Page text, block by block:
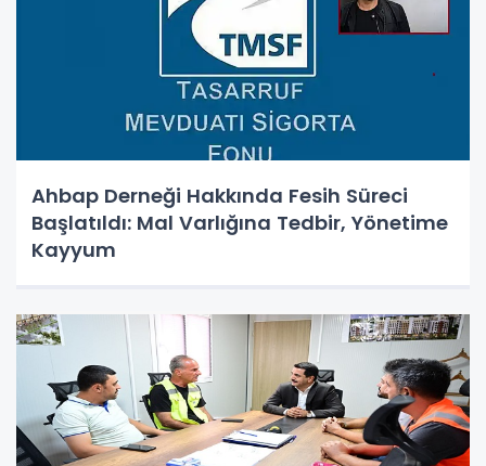
Ahbap Derneği Hakkında Fesih Süreci
Başlatıldı: Mal Varlığına Tedbir, Yönetime
Kayyum